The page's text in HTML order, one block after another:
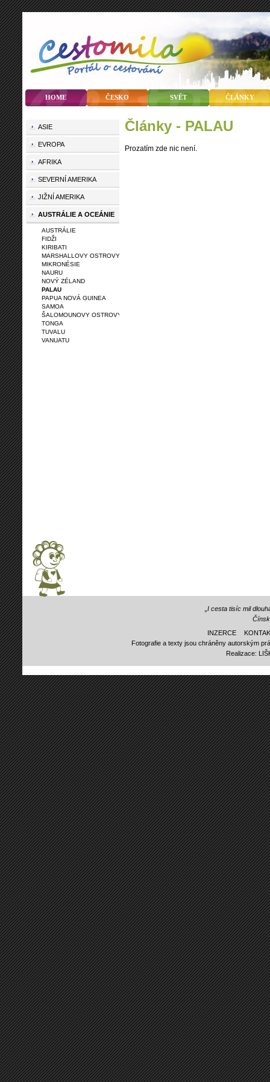
HOME ČESKO SVĚT ČLÁNKY
články - PALAU
Prozatím zde nic není.
ASIE
EVROPA
AFRIKA
SEVERNÍ AMERIKA
JIŽNÍ AMERIKA
AUSTRÁLIE A OCEÁNIE
AUSTRÁLIE
FIDŽI
KIRIBATI
MARSHALLOVY OSTROVY
MIKRONÉSIE
NAURU
NOVÝ ZÉLAND
PALAU
PAPUA NOVÁ GUINEA
SAMOA
ŠALOMOUNOVY OSTROVY
TONGA
TUVALU
VANUATU
„I cesta tisíc mil
INZERCE
Fotografie a texty jsou chráněny autorským
Realizace: